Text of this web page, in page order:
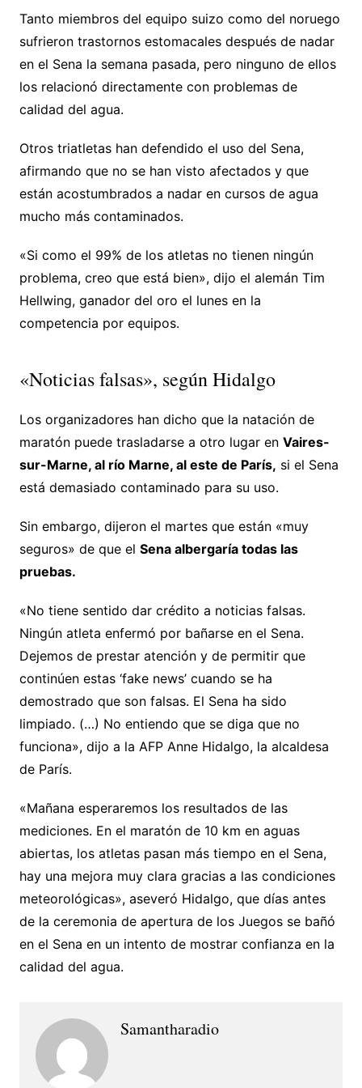
Tanto miembros del equipo suizo como del noruego
sufrieron trastornos estomacales después de nadar
en el Sena la semana pasada, pero ninguno de ellos
los relacionó directamente con problemas de
calidad del agua.
Otros triatletas han defendido el uso del Sena,
afirmando que no se han visto afectados y que
están acostumbrados a nadar en cursos de agua
mucho más contaminados.
«Si como el 99% de los atletas no tienen ningún
problema, creo que está bien», dijo el alemán Tim
Hellwing, ganador del oro el lunes en la
competencia por equipos.
«Noticias falsas», según Hidalgo
Los organizadores han dicho que la natación de
maratón puede trasladarse a otro lugar en Vaires-
sur-Marne, al río Marne, al este de París, si el Sena
está demasiado contaminado para su uso.
Sin embargo, dijeron el martes que están «muy
seguros» de que el Sena albergaría todas las
pruebas.
«No tiene sentido dar crédito a noticias falsas.
Ningún atleta enfermó por bañarse en el Sena.
Dejemos de prestar atención y de permitir que
continúen estas ‘fake news’ cuando se ha
demostrado que son falsas. El Sena ha sido
limpiado. (…) No entiendo que se diga que no
funciona», dijo a la AFP Anne Hidalgo, la alcaldesa
de París.
«Mañana esperaremos los resultados de las
mediciones. En el maratón de 10 km en aguas
abiertas, los atletas pasan más tiempo en el Sena,
hay una mejora muy clara gracias a las condiciones
meteorológicas», aseveró Hidalgo, que días antes
de la ceremonia de apertura de los Juegos se bañó
en el Sena en un intento de mostrar confianza en la
calidad del agua.
Samantharadio